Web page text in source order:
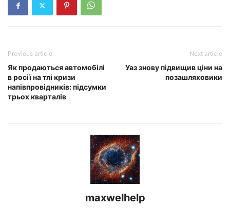
Previous article
Як продаються автомобілі
в росії на тлі кризи
напівпровідників: підсумки
трьох кварталів
Next article
Уаз знову підвищив ціни на
позашляховики
maxwelhelp